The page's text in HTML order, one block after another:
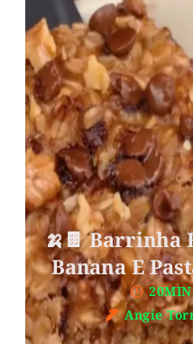
🍌🍫 Barrinha
Banana E
Angie